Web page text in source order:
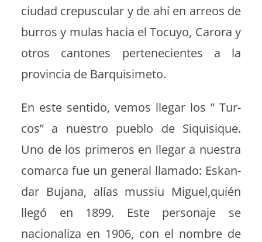
ciu­dad cre­pus­cu­lar y de ahí en arreos de
bur­ros y mulas hacia el Tocuyo, Caro­ra y
otros can­tones pertenecientes a la
provin­cia de Barquisimeto.
En este sen­ti­do, vemos lle­gar los ” Tur­
cos” a nue­stro pueblo de Siquisique.
Uno de los primeros en lle­gar a nues­tra
comar­ca fue un gen­er­al lla­ma­do: Eskan­
dar Bujana, alías mus­siu Miguel,quién
llegó en 1899. Este per­son­aje se
nacional­iza en 1906, con el nom­bre de